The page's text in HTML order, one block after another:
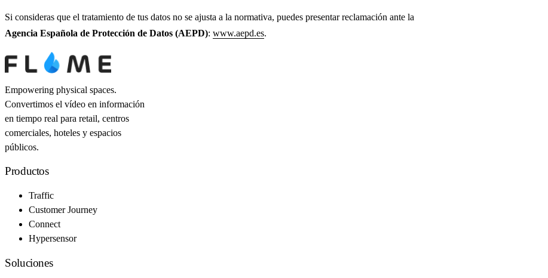
Si consideras que el tratamiento de tus datos no se ajusta a la normativa, puedes presentar reclamación ante la
Agencia Española de Protección de Datos (AEPD): www.aepd.es.
Empowering physical spaces.
Convertimos el vídeo en información
en tiempo real para retail, centros
comerciales, hoteles y espacios
públicos.
Productos
Traffic
Customer Journey
Connect
Hypersensor
Soluciones